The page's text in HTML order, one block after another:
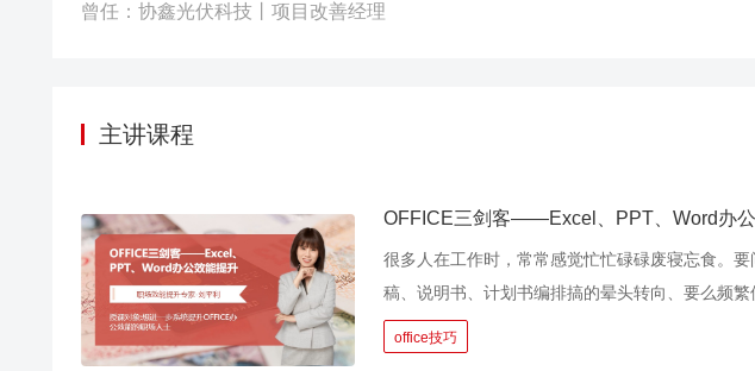
曾任：协鑫光伏科技丨项目改善经理
主讲课程
OFFICE三剑客——Excel、PPT、Word办
很多人在工作时，常常感觉忙忙碌碌废寝忘食。
稿、说明书、计划书编排搞的晕头转向、要么频
要把数据放在周报、月报、工作总结、产品介绍
报告!原来想拼职场，Word、Excel、PPT技能一
office技巧